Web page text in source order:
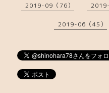
2019-09（76）
2019-06（45）